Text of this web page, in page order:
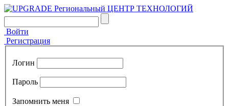
Войти
Регистрация
Логин
Пароль
Запомнить меня